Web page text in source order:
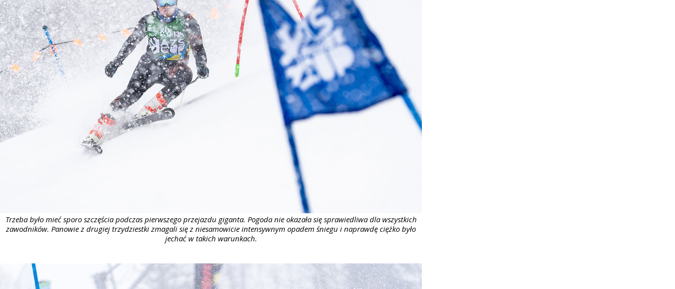
Trzeba było mieć sporo szczęścia podczas pierwszego przejazdu giganta. Pogoda nie okazała się sprawiedliwa dla wszystkich
zawodników. Panowie z drugiej trzydziestki zmagali się z niesamowicie intensywnym opadem śniegu i naprawdę ciężko było
jechać w takich warunkach.